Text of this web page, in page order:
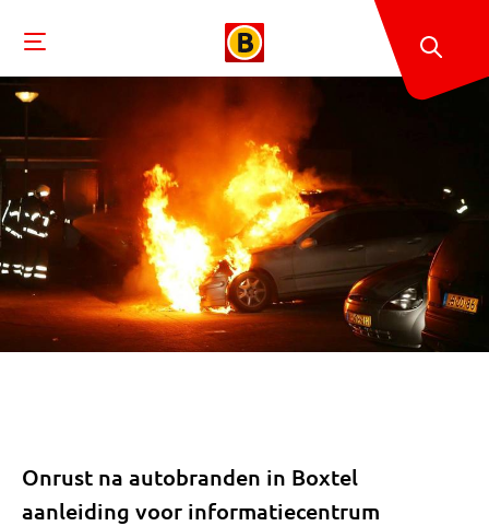
Onrust na autobranden in Boxtel
aanleiding voor informatiecentrum